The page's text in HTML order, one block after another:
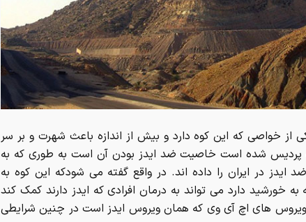
از خواصی که این کوه دارد و بیش از اندازه باعث شهرت و بر سر
پردیس شده است خاصیت ضد ایدز بودن آن است به طوری که به
ایدز در ایران را داده اند. در واقع گفته می شودکه این کوه به
خورشید دارد می تواند به درمان افرادی که ایدز دارند کمک کند
ویروس های اچ آی وی که همان ویروس ایدز است در چنین شرایطی